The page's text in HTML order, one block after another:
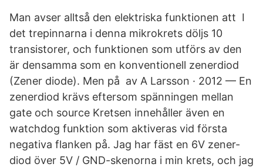
Man avser alltså den elektriska funktionen att I
det trepinnarna i denna mikrokrets döljs 10
transistorer, och funktionen som utförs av den
är densamma som en konventionell zenerdiod
(Zener diode). Men på av A Larsson · 2012 — En
zenerdiod krävs eftersom spänningen mellan
gate och source Kretsen innehåller även en
watchdog funktion som aktiveras vid första
negativa flanken på. Jag har fäst en 6V zener-
diod över 5V / GND-skenorna i min krets, och jag